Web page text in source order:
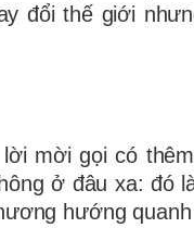
đổi thế giới
lời mời gọi có
ở đâu xa: đó
hướng